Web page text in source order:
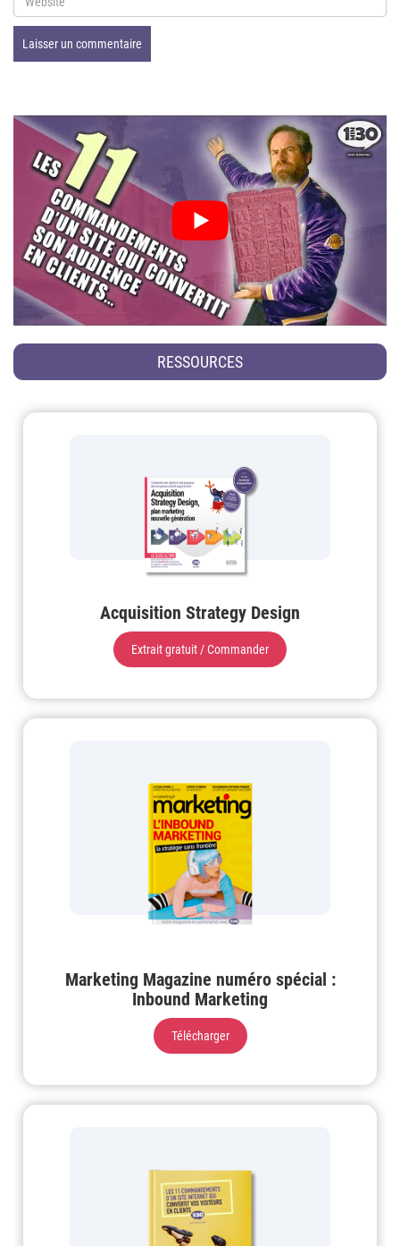
RESSOURCES
Acquisition Strategy Design
Extrait gratuit / Commander
Marketing Magazine numéro spécial :
Inbound Marketing
Télécharger